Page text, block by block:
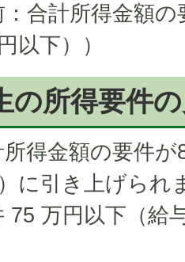
合計所得金額
以下））
の所得要件
得金額の要件
に引き上げられ
75 万円以下（給